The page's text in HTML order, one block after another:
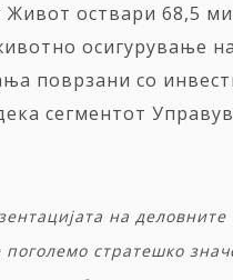
оствари 68,5
осигурување
поврзани со
сегментот
на деловните
поголемо стратешко